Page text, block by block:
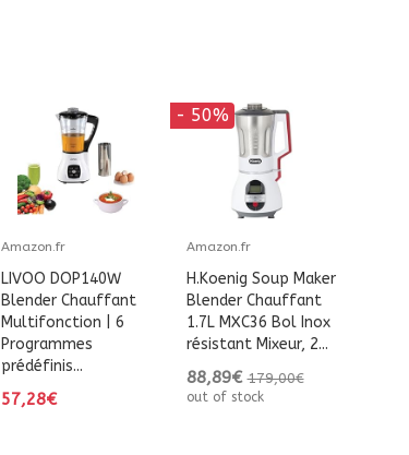
Amazon.fr
LIVOO DOP140W
Blender Chauffant
Multifonction | 6
Programmes
prédéfinis...
57,28€
- 50%
Amazon.fr
H.Koenig Soup Maker
Blender Chauffant
1.7L MXC36 Bol Inox
résistant Mixeur, 2...
88,89€ 179,00€
out of stock